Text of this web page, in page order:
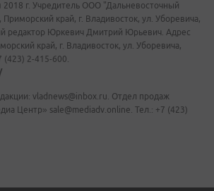
2018 г. Учредитель ООО "Дальневосточный
край, г. Владивосток, ул. Уборевича,
редактор Юркевич Дмитрий Юрьевич. Адрес
край, г. Владивосток, ул. Уборевича,
(423) 2-415-600.
vladnews@inbox.ru. Отдел продаж
Центр» sale@mediadv.online. Тел.: +7 (423)